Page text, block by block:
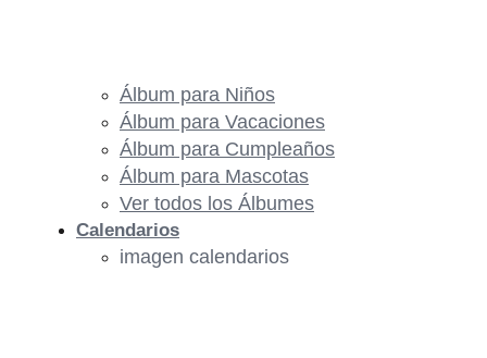
Álbum para Niños
Álbum para Vacaciones
Álbum para Cumpleaños
Álbum para Mascotas
Ver todos los Álbumes
Calendarios
imagen calendarios